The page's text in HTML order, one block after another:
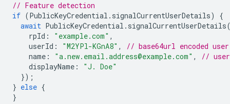
// Feature detection
if (PublicKeyCredential . signalCurrentUserDetails)
{
await PublicKeyCredential . signalCurrentUserDetails
rpId : "example.com" ,
userId : "M2YPl-KGnA8" ,
// base64url encoded
name : "a.new.email.address@example.com" ,
//
displayName :
"J. Doe"
});
} else {
}